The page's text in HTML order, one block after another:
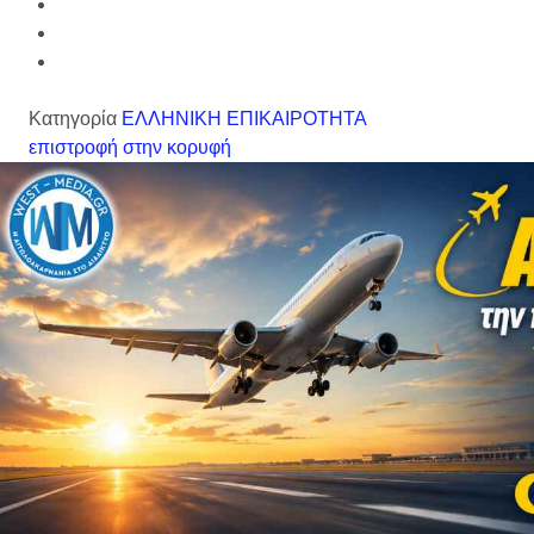
Κατηγορία ΕΛΛΗΝΙΚΗ ΕΠΙΚΑΙΡΟΤΗΤΑ
επιστροφή στην κορυφή